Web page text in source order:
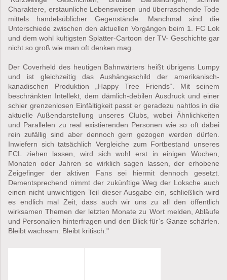
Charaktere, erstaunliche Lebensweisen und überraschende Tode
mittels handelsüblicher Gegenstände. Manchmal sind die
Unterschiede zwischen den aktuellen Vorgängen beim 1. FC Lok
und dem wohl kultigsten Splatter-Cartoon der TV- Geschichte gar
nicht so groß wie man oft denken mag.
Der Coverheld des heutigen Bahnwärters heißt übrigens Lumpy
und ist gleichzeitig das Aushängeschild der amerikanisch-
kanadischen Produktion „Happy Tree Friends“. Mit seinem
beschränkten Intellekt, dem dämlich-debilen Ausdruck und einer
schier grenzenlosen Einfältigkeit passt er geradezu nahtlos in die
aktuelle Außendarstellung unseres Clubs, wobei Ähnlichkeiten
und Parallelen zu real existierenden Personen wie so oft dabei
rein zufällig sind aber dennoch gern gezogen werden dürfen.
Inwiefern sich tatsächlich Vergleiche zum Fortbestand unseres
FCL ziehen lassen, wird sich wohl erst in einigen Wochen,
Monaten oder Jahren so wirklich sagen lassen, der erhobene
Zeigefinger der aktiven Fans sei hiermit dennoch gesetzt.
Dementsprechend nimmt der zukünftige Weg der Loksche auch
einen nicht unwichtigen Teil dieser Ausgabe ein, schließlich wird
es endlich mal Zeit, dass auch wir uns zu all den öffentlich
wirksamen Themen der letzten Monate zu Wort melden, Abläufe
und Personalien hinterfragen und den Blick für’s Ganze schärfen.
Bleibt wachsam. Bleibt kritisch."